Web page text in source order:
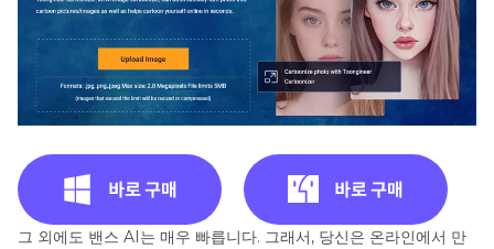
그 외에도 밴스 AI는 매우 빠릅니다. 그래서, 당신은 온라인에서 만